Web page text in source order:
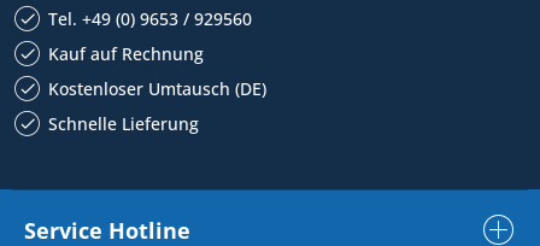
Tel. +49 (0) 9653 / 929560
Kauf auf Rechnung
Kostenloser Umtausch (DE)
Schnelle Lieferung
Service Hotline